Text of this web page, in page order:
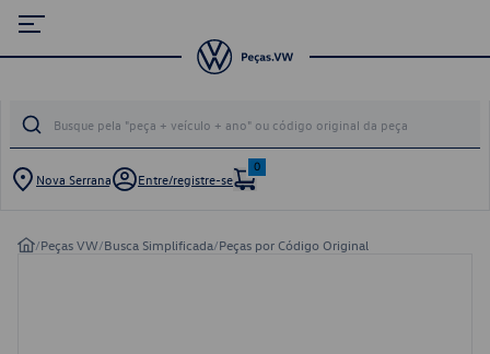
Nova Serrana Entre/registre-se
0
/Peças VW/Busca Simplificada/Peças por Código Original